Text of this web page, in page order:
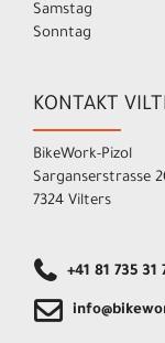
Samstag
Sonntag
KONTAKT
BikeWork-Pizol
Sarganserstrasse
7324 Vilters
+41 81 735 31